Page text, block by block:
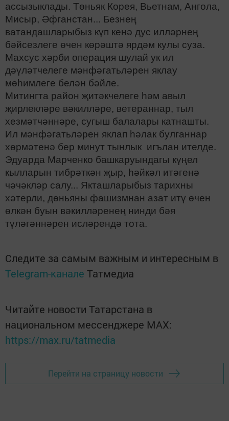
ассызыклады. Төньяк Корея, Вьетнам, Ангола,
Мисыр, Әфганстан... Безнең
ватандашларыбыз күп кенә дус илләрнең
бәйсезлеге өчен көрәштә ярдәм кулы суза.
Махсус хәрби операция шулай ук ил
дәүләтчелеге мәнфәгатьләрен яклау
мөһимлеге белән бәйле.
Митингта район җитәкчелеге һәм авыл
җирлекләре вәкилләре, ветераннар, тыл
хезмәтчәннәре, сугыш балалары катнашты.
Ил мәнфәгатьләрен яклап һәлак булганнар
хөрмәтенә бер минут тынлык игълан ителде.
Эдуарда Марченко башкаруындагы күңел
кылларын тибрәткән җыр, һәйкәл итәгенә
чәчәкләр салу... Якташларыбыз тарихны
хәтерли, дөньяны фашизмнан азат итү өчен
өлкән буын вәкилләренең нинди бәя
түләгәннәрен исләрендә тота.
Следите за самым важным и интересным в
Telegram-канале Татмедиа
Читайте новости Татарстана в
национальном мессенджере MАХ:
https://max.ru/tatmedia
Перейти на страницу новости